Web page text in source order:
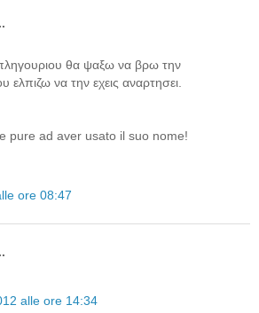
θα ψαξω να βρω την
να την εχεις αναρτησει.
pure ad aver usato il suo nome!
ore 08:47
alle ore 14:34